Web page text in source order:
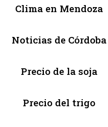
Clima en Mendoza
Noticias de Córdoba
Precio de la soja
Precio del trigo